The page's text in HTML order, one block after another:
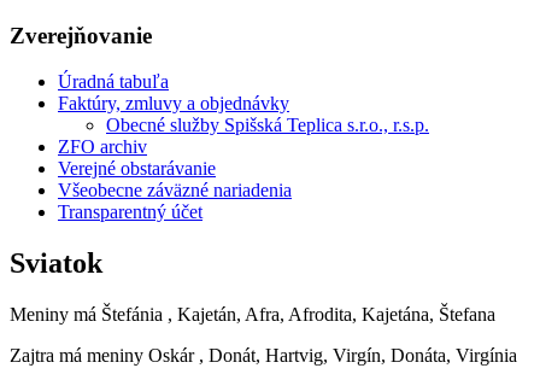
Zverejňovanie
Úradná tabuľa
Faktúry, zmluvy a objednávky
Obecné služby Spišská Teplica s.r.o., r.s.p.
ZFO archiv
Verejné obstarávanie
Všeobecne záväzné nariadenia
Transparentný účet
Sviatok
Meniny má Štefánia , Kajetán, Afra, Afrodita, Kajetána, Štefana
Zajtra má meniny Oskár , Donát, Hartvig, Virgín, Donáta, Virgínia